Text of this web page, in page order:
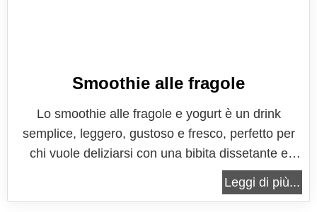
Smoothie alle fragole
Lo smoothie alle fragole e yogurt è un drink
semplice, leggero, gustoso e fresco, perfetto per
chi vuole deliziarsi con una bibita dissetante e
nutriente, senza appesantirsi. Perfetto per chi ama
le merende fresche soprattutto in piena estate,
Leggi di più...